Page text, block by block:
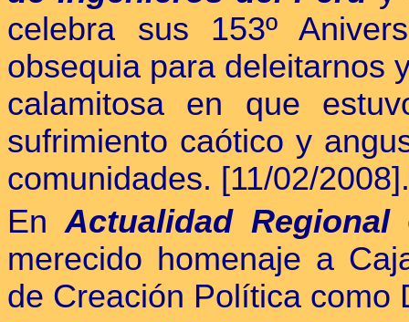
celebra sus 153º
obsequia para deleitarnos
calamitosa en que
sufrimiento caótico y
comunidades. [11/02/2008].
EnActualidad Regional
merecido homenaje a
de Creación Política como